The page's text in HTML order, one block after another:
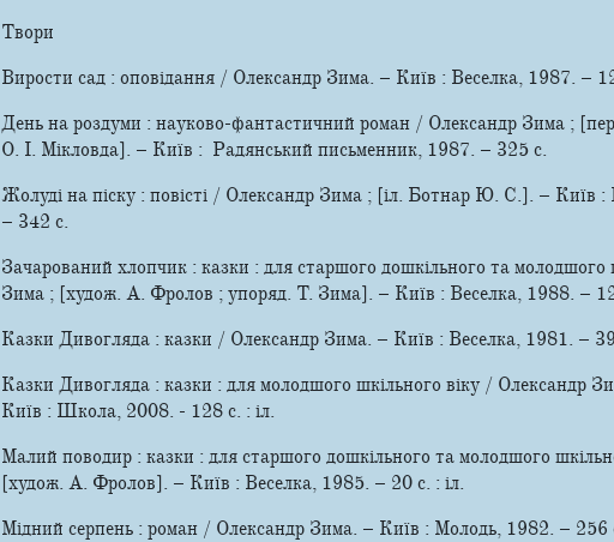
Твори
Вирости сад : оповідання / Олександр Зима. – Київ : Веселка, 1987. –
День на роздуми : науково-фантастичний роман / Олександр Зима ;
О. І. Мікловда]. – Київ : Радянський письменник, 1987. – 325 c.
Жолуді на піску : повісті / Олександр Зима ; [іл. Ботнар Ю. С.]. – Київ
– 342 c.
Зачарований хлопчик : казки : для старшого дошкільного та молодшого
Зима ; [худож. А. Фролов ; упоряд. Т. Зима]. – Київ : Веселка, 1988. –
Казки Дивогляда : казки / Олександр Зима. – Київ : Веселка, 1981. – 39
Казки Дивогляда : казки : для молодшого шкiльного віку / Олександр
Київ : Школа, 2008. - 128 с. : iл.
Малий поводир : казки : для старшого дошкільного та молодшого
[худож. А. Фролов]. – Київ : Веселка, 1985. – 20 с. : іл.
Мідний серпень : роман / Олександр Зима. – Київ : Молодь, 1982. – 256